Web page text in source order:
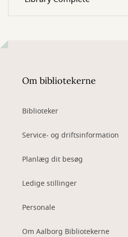
Om bibliotekerne
Biblioteker
Service- og driftsinformation
Planlæg dit besøg
Ledige stillinger
Personale
Om Aalborg Bibliotekerne